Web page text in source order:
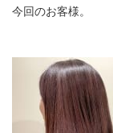
今回のお客様。